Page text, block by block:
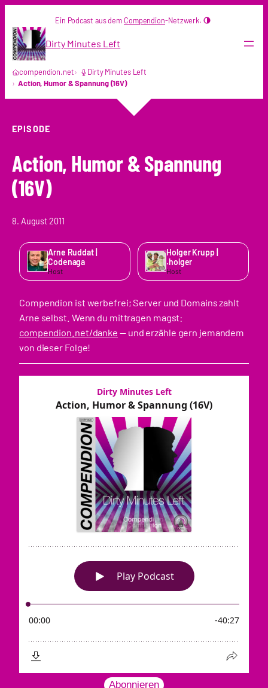
Inhalt
springen
Ein Podcast aus dem Compendion-Netzwerk.
Dirty Minutes Left
compendion.net
Dirty Minutes Left
Action, Humor & Spannung (16V)
EPISODE
Action, Humor & Spannung
(16V)
8. August 2011
Arne Ruddat |
Codenaga
Host
Holger Krupp |
.holger
Host
Compendion ist werbefrei; Server und Domains zahlt
Arne selbst. Wenn du mittragen magst:
compendion.net/danke — und erzähle gern jemandem
von dieser Folge!
Abonnieren